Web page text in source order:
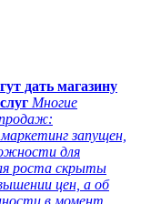
дать магазину
Многие
продаж:
запущен,
для
роста скрыты
цен, а об
в момент